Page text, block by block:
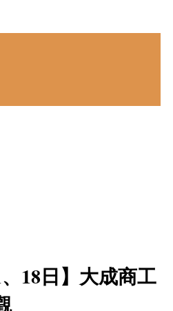
、18日】大成商工